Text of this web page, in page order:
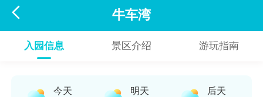
 牛车湾
入园信息 景区介绍 游玩指南
今天 明天 后天